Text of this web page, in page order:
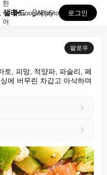
샐러드
한
국
어
GooglePlay
AppStore 로그인
팔로우
토, 피망, 적양파, 파슬리, 페
에 버무린 차갑고 아삭하며